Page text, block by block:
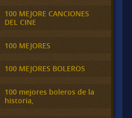
100 MEJORE CANCIONES
DEL CINE
100 MEJORES
100 MEJORES BOLEROS
100 mejores boleros de la
historia,